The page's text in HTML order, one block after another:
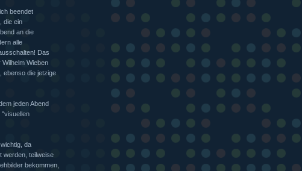
beendet
die ein
an die
alle
Das
Wieben
ebenso die jetzige
jeden Abend
"visuellen
da
werden, teilweise
bekommen,